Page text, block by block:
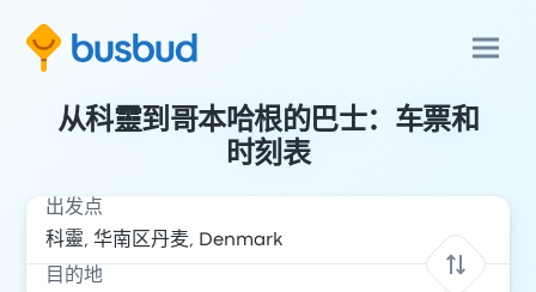
从科靈到哥本哈根的巴士：车票和
时刻表
出发点
目的地